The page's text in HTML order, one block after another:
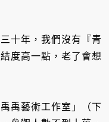
十年，我們沒有『青
度高一點，老了會想
禹藝術工作室」（下